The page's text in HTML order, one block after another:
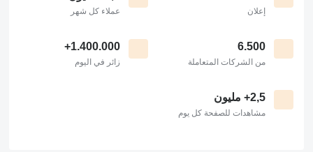
إعلان عملاء كل شهر
6.500
من الشركات المتعاملة
1.400.000+
زائر في اليوم
2,5+ مليون
مشاهدات للصفحة كل يوم